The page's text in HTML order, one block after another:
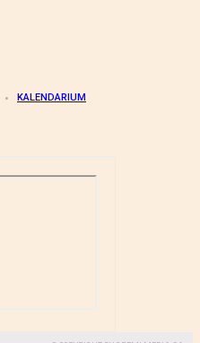
KALENDARIUM